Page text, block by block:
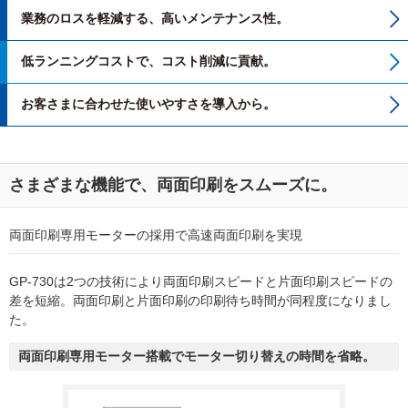
業務のロスを軽減する、高いメンテナンス性。
低ランニングコストで、コスト削減に貢献。
お客さまに合わせた使いやすさを導入から。
さまざまな機能で、両面印刷をスムーズに。
両面印刷専用モーターの採用で高速両面印刷を実現
GP-730は2つの技術により両面印刷スピードと片面印刷スピードの
差を短縮。両面印刷と片面印刷の印刷待ち時間が同程度になりまし
た。
両面印刷専用モーター搭載でモーター切り替えの時間を省略。
セミナー・イベント・キャンペーン
「MyEPSON」ログイン